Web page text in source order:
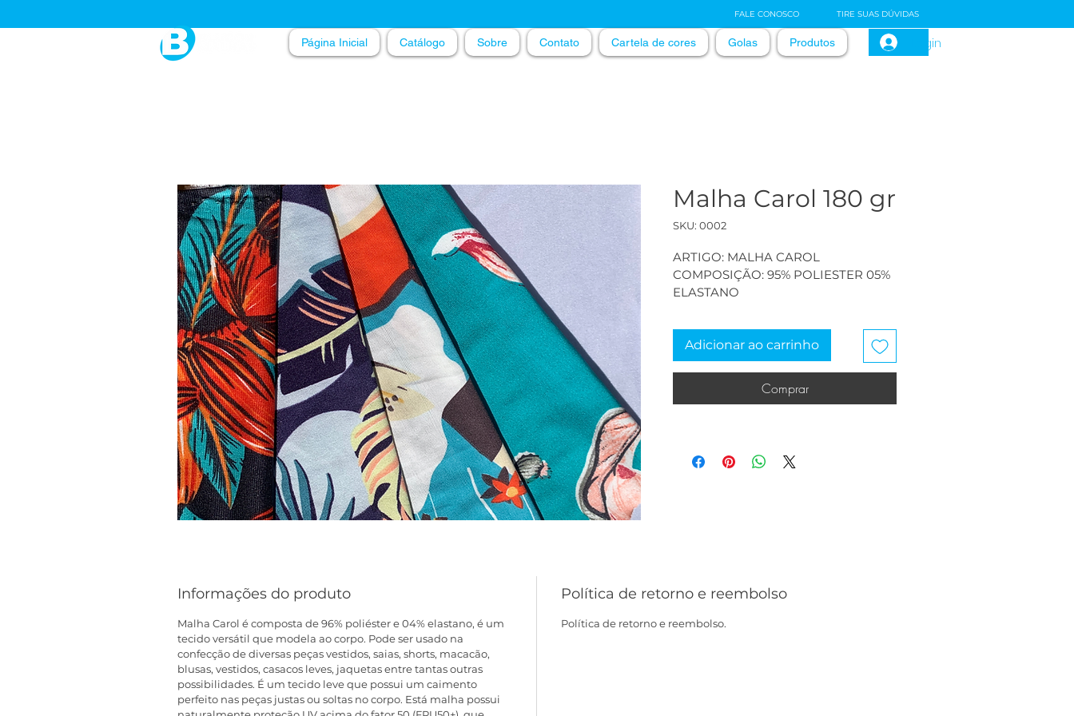
FALE CONOSCO TIRE SUAS DÚVIDAS
Página Inicial Catálogo Sobre Contato Cartela de cores Golas Produtos Login
Malha Carol 180 gr
SKU: 0002
ARTIGO: MALHA CAROL
COMPOSIÇÃO: 95% POLIESTER 05%
ELASTANO
RENDIMENTO: 3,09  GRAMATURA:
180
Adicionar ao carrinho
Comprar
Informações do produto
Malha Carol é composta de 96% poliéster e 04% elastano, é um
tecido versátil que modela ao corpo. Pode ser usado na
confecção de diversas peças vestidos, saias, shorts, macacão,
blusas, vestidos, casacos leves, jaquetas entre tantas outras
possibilidades. É um tecido leve que possui um caimento
perfeito nas peças justas ou soltas no corpo. Está malha possui
Política de retorno e reembolso
Política de retorno e reembolso.